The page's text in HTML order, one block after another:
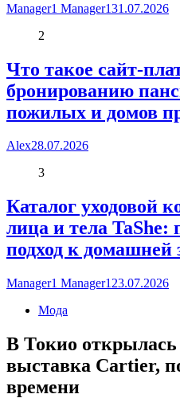
Manager1 Manager131.07.2026
2
Что такое сайт-
бронированию
пожилых и домов
Alex28.07.2026
3
Каталог уходовой
лица и тела
подход к домашней
Manager1 Manager1 23.07.2026
Мода
В Токио открылась
выставка Cartier,
времени